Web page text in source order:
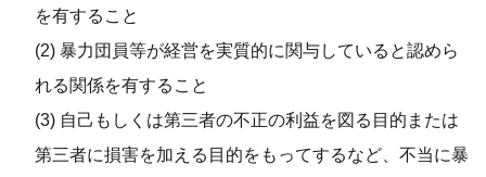
を有すること
(2) 暴力団員等が経営を実質的に関与していると認めら
れる関係を有すること
(3) 自己もしくは第三者の不正の利益を図る目的または
第三者に損害を加える目的をもってするなど、不当に暴